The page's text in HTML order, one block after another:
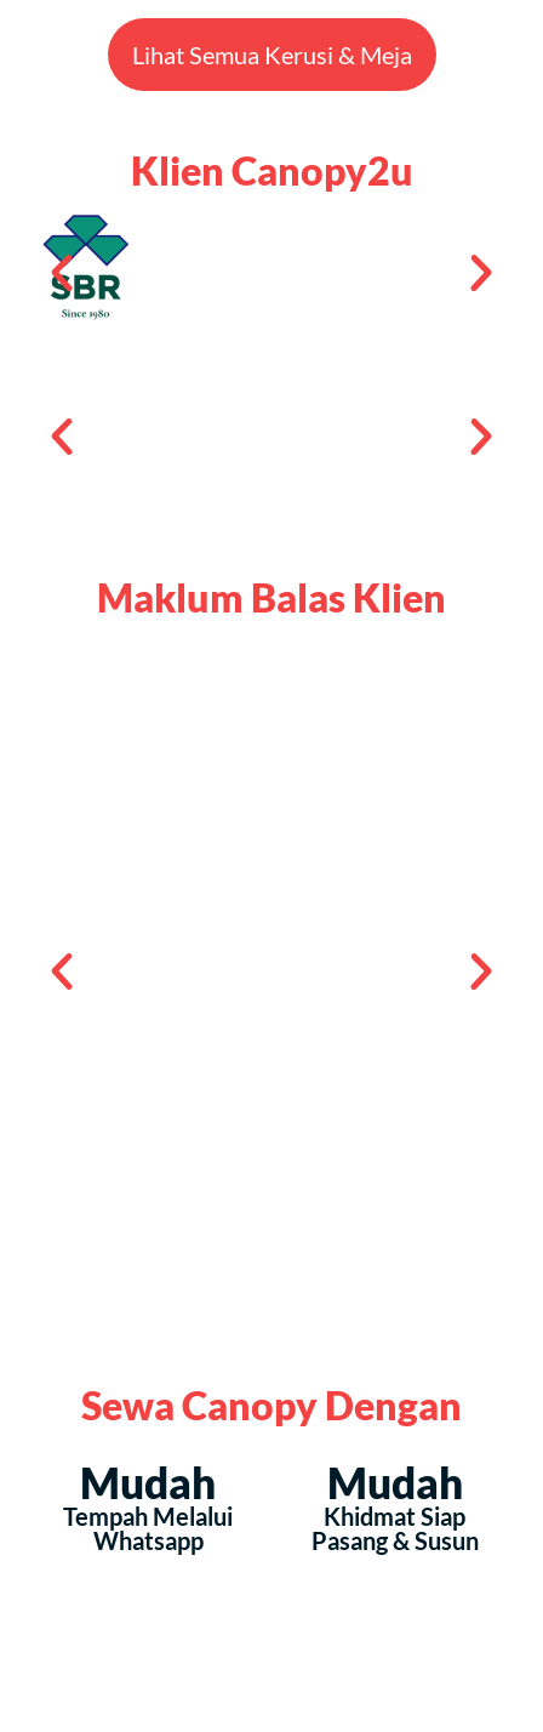
Lihat Semua Kerusi & Meja
Klien Canopy2u
Maklum Balas Klien
Sewa Canopy Dengan
Mudah
Tempah Melalui
Whatsapp
Mudah
Khidmat Siap
Pasang & Susun